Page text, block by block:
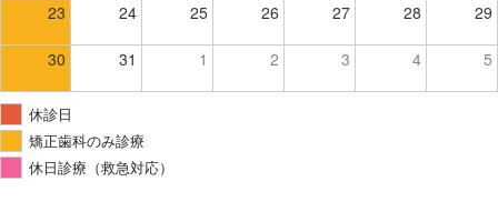
23 24 25 26 27 28 29
30 31 1 2 3 4 5
休診日
矯正歯科のみ診療
休日診療（救急対応）